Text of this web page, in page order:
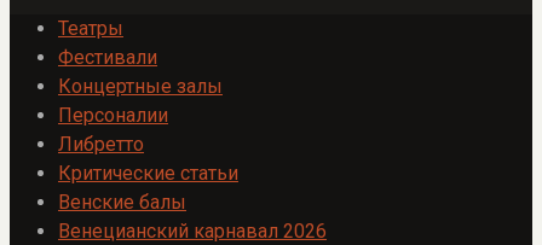
Театры
Фестивали
Концертные залы
Персоналии
Либретто
Критические статьи
Венские балы
Венецианский карнавал 2026